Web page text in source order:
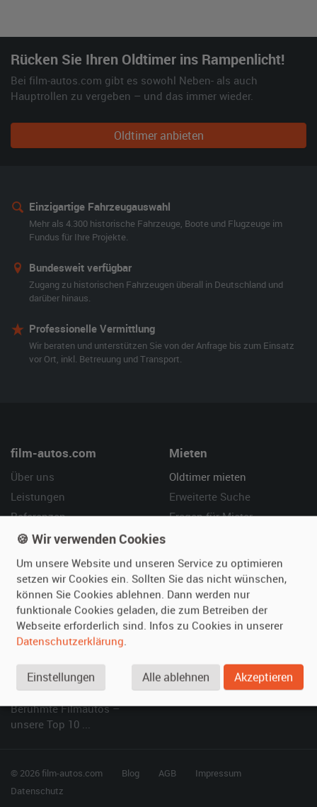
Rücken Sie Ihren Oldtimer ins Rampenlicht!
Bei film-autos.com gibt es sowohl Neben- als auch
Hauptrollen zu vergeben – und das immer wieder.
Oldtimer anbieten
Einzigartige Fahrzeugauswahl
Mehr als 4.300 historische Fahrzeuge, Boote und Flugzeuge im
Fundus für Ihre Projekte.
Bundesweit verfügbar
Zugang zu historischen Fahrzeugen überall in Deutschland und
darüber hinaus.
Professionelle Vermittlung
Wir beraten und unterstützen Sie von der Anfrage bis zum Einsatz
vor Ort, inkl. Betreuung und Transport.
film-autos.com
Über uns
Leistungen
Referenzen
Kundenmeinungen
Mieten
Oldtimer mieten
Erweiterte Suche
Fragen für Mieter
Vermieten
Oldtimer anmelden
Fotos senden
Fragen für Vermieter
Hilfe
Häufige Fragen (FAQ)
So funktioniert's
SPECIAL
Berühmte Filmautos –
unsere Top 10 ...
© 2026 film-autos.com Blog AGB
Impressum
Datenschutz
🍪 Wir verwenden Cookies
Um unsere Website und unseren Service zu optimieren
setzen wir Cookies ein. Sollten Sie das nicht wünschen,
können Sie Cookies ablehnen. Dann werden nur
funktionale Cookies geladen, die zum Betreiben der
Webseite erforderlich sind. Infos zu Cookies in unserer
Datenschutzerklärung.
Einstellungen Alle ablehnen Akzeptieren